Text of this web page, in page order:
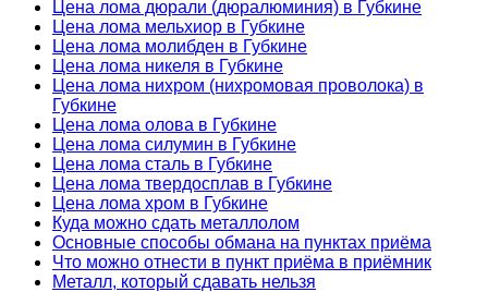
Цена лома дюрали (дюралюминия) в Губкине
Цена лома мельхиор в Губкине
Цена лома молибден в Губкине
Цена лома никеля в Губкине
Цена лома нихром (нихромовая проволока) в
Губкине
Цена лома олова в Губкине
Цена лома силумин в Губкине
Цена лома сталь в Губкине
Цена лома твердосплав в Губкине
Цена лома хром в Губкине
Куда можно сдать металлолом
Основные способы обмана на пунктах приёма
Что можно отнести в пункт приёма в приёмник
Металл, который сдавать нельзя